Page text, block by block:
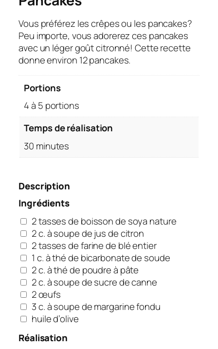
Vous préférez les crêpes ou les pancakes?
Peu importe, vous adorerez ces pancakes
avec un léger goût citronné! Cette recette
donne environ 12 pancakes.
Portions
4 à 5 portions
Temps de réalisation
30 minutes
Description
Ingrédients
2 tasses de boisson de soya nature
2 c. à soupe de jus de citron
2 tasses de farine de blé entier
1 c. à thé de bicarbonate de soude
2 c. à thé de poudre à pâte
2 c. à soupe de sucre de canne
2 œufs
3 c. à soupe de margarine fondu
huile d’olive
Réalisation